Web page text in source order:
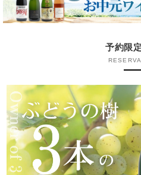
予約限